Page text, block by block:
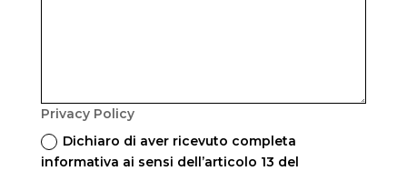
Privacy Policy
Dichiaro di aver ricevuto completa
informativa ai sensi dell’articolo 13 del